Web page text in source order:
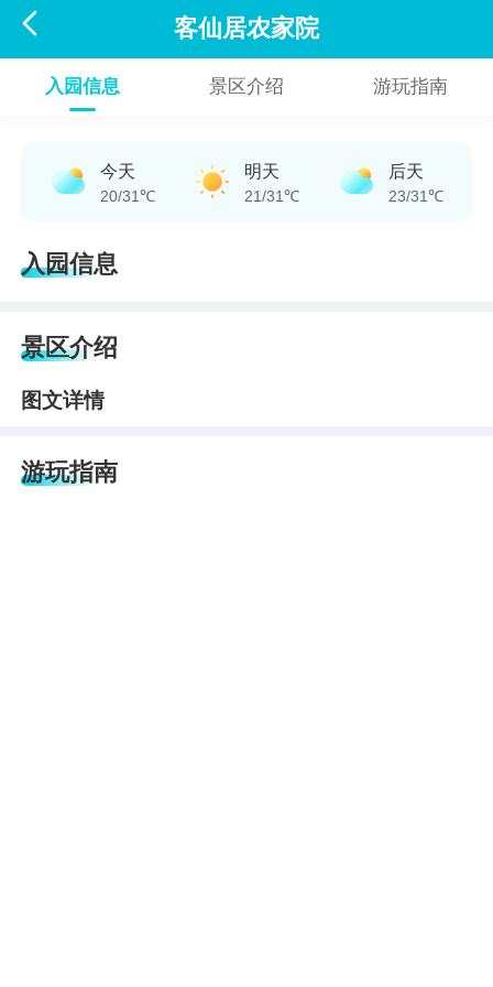
 客仙居农家院
入园信息 景区介绍 游玩指南
今天
20/31℃
明天
21/31℃
后天
23/31℃
入园信息
景区介绍
图文详情
游玩指南